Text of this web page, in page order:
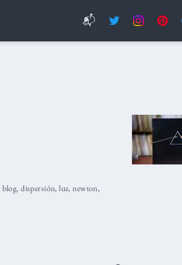
📬
blog,dispersión,luz,newton,